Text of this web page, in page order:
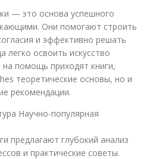
— это основа успешного
Они помогают строить
и эффективно решать
легко освоить искусство
помощь приходят книги,
теоретические основы, но и
рекомендации.
Научно-популярная
предлагают глубокий анализ
и практические советы.